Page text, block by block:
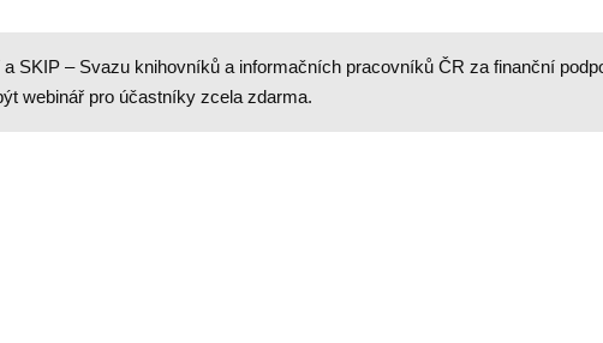
SKIP – Svazu knihovníků a informačních pracovníků ČR za finanční
webinář pro účastníky zcela zdarma.